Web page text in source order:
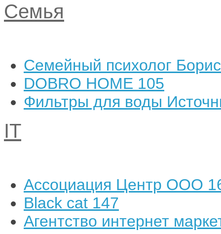
Семья
Семейный психолог
DOBRO HOME 105
Фильтры для воды
IT
Ассоциация Центр ООО
Black cat 147
Агентство интернет